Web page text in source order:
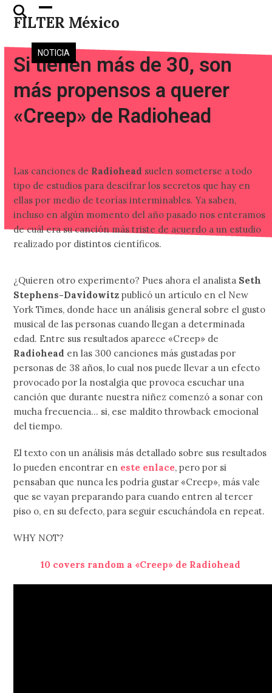
Skip
FILTER México
Open
mobile
menu
Close
mobile
menu
NOTICIA
Si tienen más de 30, son
más propensos a querer
«Creep» de Radiohead
Las canciones de Radiohead suelen someterse a todo
tipo de estudios para descifrar los secretos que hay en
ellas por medio de teorías interminables. Ya saben,
incluso en algún momento del año pasado nos enteramos
de cuál era su canción más triste de acuerdo a un estudio
realizado por distintos científicos.
¿Quieren otro experimento? Pues ahora el analista Seth
Stephens-Davidowitz publicó un artículo en el New
York Times, donde hace un análisis general sobre el gusto
musical de las personas cuando llegan a determinada
edad. Entre sus resultados aparece «Creep» de
Radiohead en las 300 canciones más gustadas por
personas de 38 años, lo cual nos puede llevar a un efecto
provocado por la nostalgia que provoca escuchar una
canción que durante nuestra niñez comenzó a sonar con
mucha frecuencia… si, ese maldito throwback emocional
del tiempo.
El texto con un análisis más detallado sobre sus resultados
lo pueden encontrar en este enlace, pero por si
pensaban que nunca les podría gustar «Creep», más vale
que se vayan preparando para cuando entren al tercer
piso o, en su defecto, para seguir escuchándola en repeat.
WHY NOT?
10 covers random a «Creep» de Radiohead